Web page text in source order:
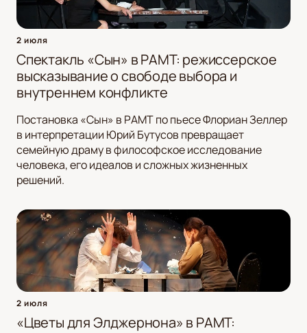
2 июля
Спектакль «Сын» в РАМТ: режиссерское
высказывание о свободе выбора и
внутреннем конфликте
Постановка «Сын» в РАМТ по пьесе Флориан Зеллер
в интерпретации Юрий Бутусов превращает
семейную драму в философское исследование
человека, его идеалов и сложных жизненных
решений.
2 июля
«Цветы для Элджернона» в РАМТ: